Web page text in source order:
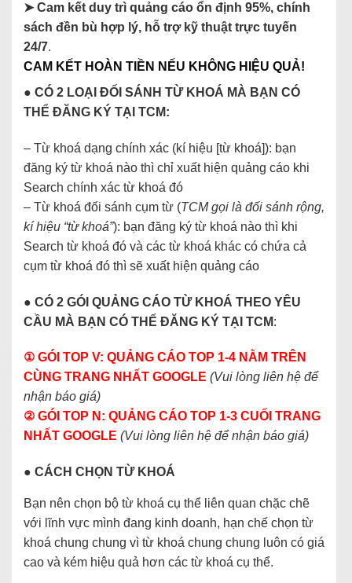
➤ Cam kết duy trì quảng cáo ổn định 95%, chính
sách đền bù hợp lý, hỗ trợ kỹ thuật trực tuyến
24/7.
CAM KẾT HOÀN TIỀN NẾU KHÔNG HIỆU QUẢ!
● CÓ 2 LOẠI ĐỐI SÁNH TỪ KHOÁ MÀ BẠN CÓ
THỂ ĐĂNG KÝ TẠI TCM:
– Từ khoá dạng chính xác (kí hiệu [từ khoá]): bạn
đăng ký từ khoá nào thì chỉ xuất hiện quảng cáo khi
Search chính xác từ khoá đó
– Từ khoá đối sánh cụm từ (TCM gọi là đối sánh rộng,
kí hiệu “từ khoá”): bạn đăng ký từ khoá nào thì khi
Search từ khoá đó và các từ khoá khác có chứa cả
cụm từ khoá đó thì sẽ xuất hiện quảng cáo
● CÓ 2 GÓI QUẢNG CÁO TỪ KHOÁ THEO YÊU
CẦU MÀ BẠN CÓ THỂ ĐĂNG KÝ TẠI TCM:
① GÓI TOP V: QUẢNG CÁO TOP 1-4 NẰM TRÊN
CÙNG TRANG NHẤT GOOGLE (Vui lòng liên hệ để
nhận báo giá)
② GÓI TOP N: QUẢNG CÁO TOP 1-3 CUỐI TRANG
NHẤT GOOGLE (Vui lòng liên hệ để nhận báo giá)
● CÁCH CHỌN TỪ KHOÁ
Bạn nên chọn bộ từ khoá cụ thể liên quan chặc chẽ
với lĩnh vực mình đang kinh doanh, hạn chế chọn từ
khoá chung chung vì từ khoá chung chung luôn có giá
cao và kém hiệu quả hơn các từ khoá cụ thể.